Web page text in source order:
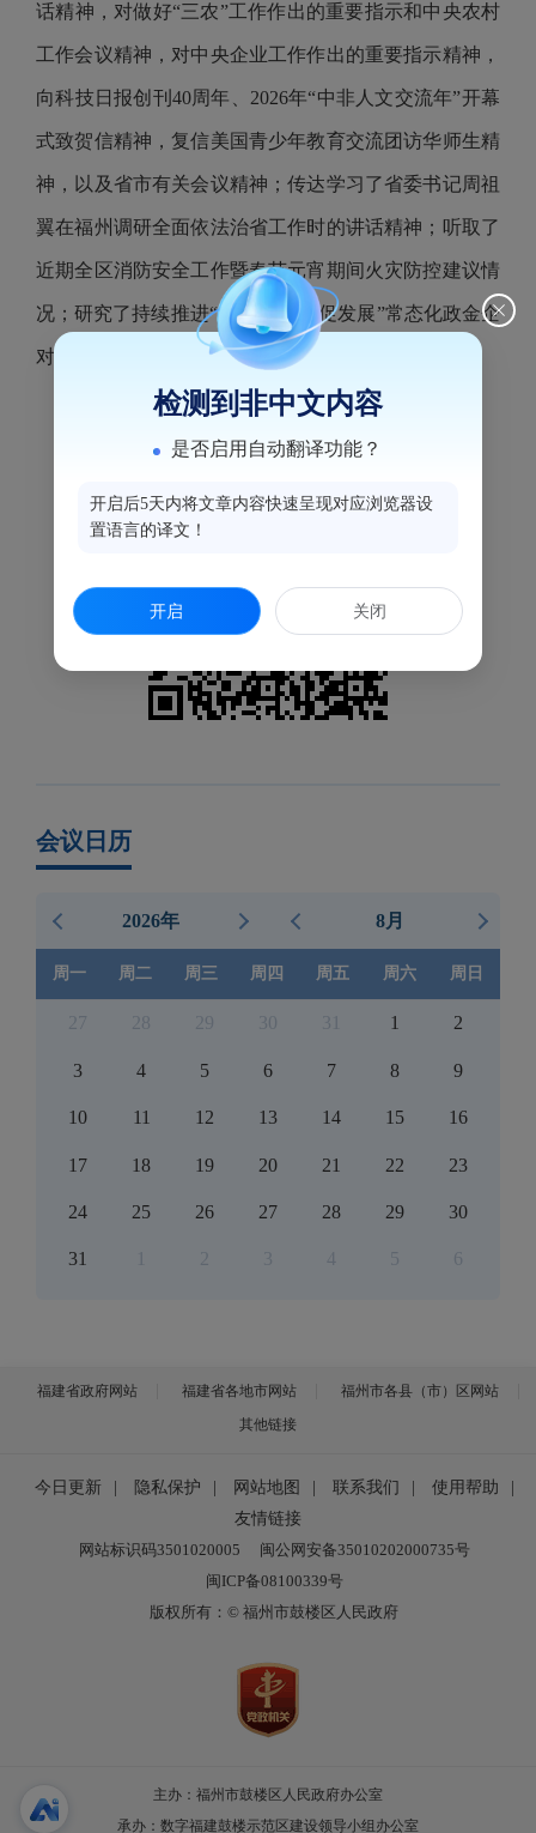
话精神，对做好“三农”工作作出的重要指示和中央农村
工作会议精神，对中央企业工作作出的重要指示精神，
向科技日报创刊40周年、2026年“中非人文交流年”开幕
式致贺信精神，复信美国青少年教育交流团访华师生精
神，以及省市有关会议精神；传达学习了省委书记周祖
翼在福州调研全面依法治省工作时的讲话精神；听取了
近期全区消防安全工作暨春节元宵期间火灾防控建议情
况；研究了持续推进“金企沙龙 共促发展”常态化政金企
对接活动、治理欠薪工作等事宜。
会议日历
2026年 8月
周一 周二 周三 周四 周五 周六 周日
27 28 29 30 31 1 2
3 4 5 6 7 8 9
10 11 12 13 14 15 16
17 18 19 20 21 22 23
24 25 26 27 28 29 30
31 2 3 4 5 6
福建省政府网站 福建省各地市网站
福州市各县（市）区网站
其他链接
今日更新 隐私保护 网站地图 联系我们 使用帮助
友情链接
网站标识码3501020005
闽公网安备35010202000735号
闽ICP备08100339号
版权所有：© 福州市鼓楼区人民政府
主办：福州市鼓楼区人民政府办公室
承办：数字福建鼓楼示范区建设领导小组办公室
检测到非中文内容
是否启用自动翻译功能？
开启后5天内将文章内容快速呈现对应浏览器设
置语言的译文！
开启 关闭